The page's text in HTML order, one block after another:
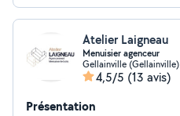
Atelier Laigneau
Menuisier agenceur
Gellainville (Gellainville)
4,5/5 (13 avis)
Présentation